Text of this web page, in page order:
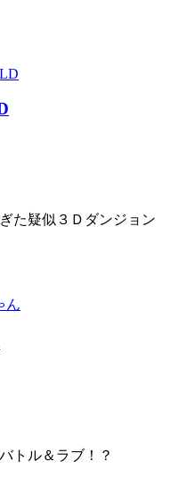
た疑似３Ｄダンジョン
トル＆ラブ！？